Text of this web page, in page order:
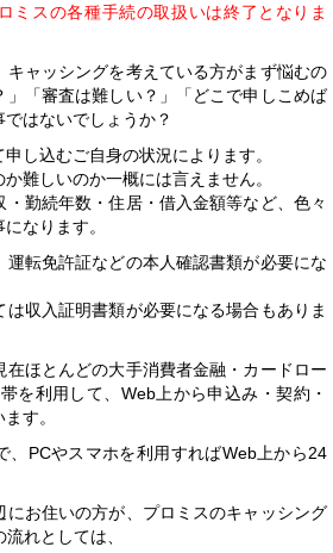
ミスの各種手続の取扱いは終了となりま
キャッシングを考えている方がまず悩むの
」「審査は難しい？」「どこで申しこめば
はないでしょうか？
し込むご自身の状況によります。
難しいのか一概には言えません。
・勤続年数・住居・借入金額等など、色々
なります。
運転免許証などの本人確認書類が必要にな
は収入証明書類が必要になる場合もありま
ほとんどの大手消費者金融・カードロー
を利用して、Web上から申込み・契約・
す。
、PCやスマホを利用すればWeb上から24
にお住いの方が、プロミスのキャッシング
れとしては、